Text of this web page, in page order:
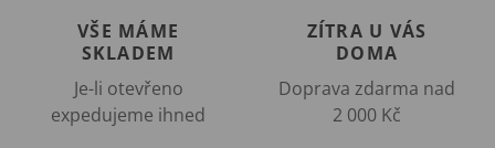
VŠE MÁME
SKLADEM
Je-li otevřeno
expedujeme ihned
ZÍTRA U VÁS
DOMA
Doprava zdarma nad
2 000 Kč